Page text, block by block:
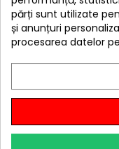
-
părți sunt utilizate
și anunțuri
procesarea datelor